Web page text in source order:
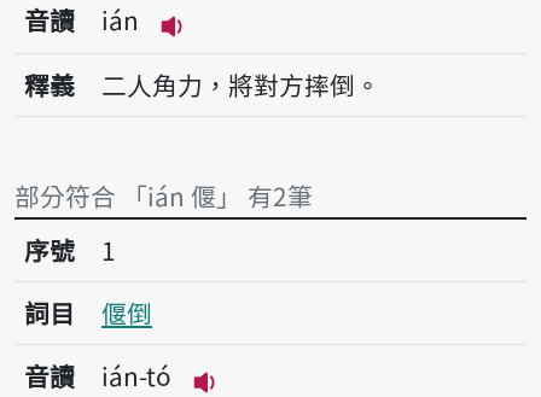
音讀
ián
播放音讀ián
釋義 二人角力，將對方摔倒。
部分符合 「ián 偃」 有2筆
序號1偃倒
序號
1
詞目
偃倒
音讀
ián-tó